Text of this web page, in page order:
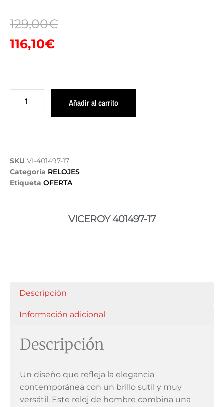
129,00€
116,10€
Añadir al carrito
SKU VI-401497-17
Categoría RELOJES
Etiqueta OFERTA
VICEROY 401497-17
Descripción
Información adicional
Descripción
Un diseño que refleja la elegancia
contemporánea con un brillo sutil y muy
versátil. Este reloj de hombre combina una